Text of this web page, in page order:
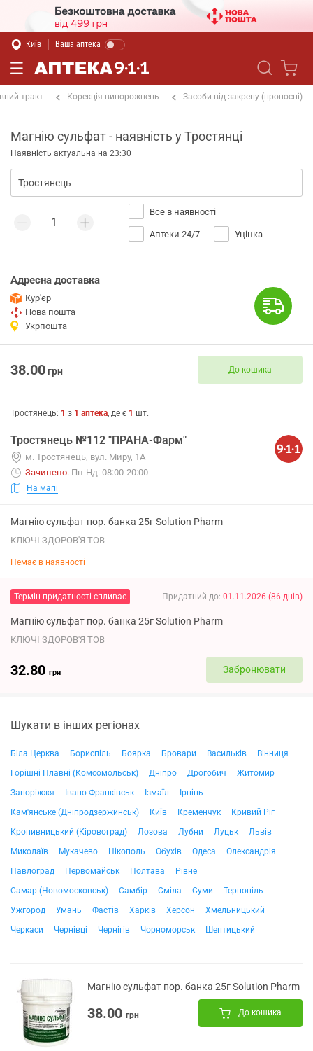
Київ Ваша аптека
тракт Корекція випорожнень Засоби від закрепу (проносні)
Магнію сульфат - наявність у Тростянці
Наявність актуальна на 23:30
Все в наявності
Аптеки 24/7 Уцінка
Адресна доставка
Кур'єр
Нова пошта
Укрпошта
38.00грн До кошика
Тростянець: 1 з 1 аптека, де є 1 шт.
Тростянець №112 "ПРАНА-Фарм"
м. Тростянець, вул. Миру, 1А
Зачинено. Пн-Нд: 08:00-20:00
На мапі
Магнію сульфат пор. банка 25г Solution Pharm
КЛЮЧІ ЗДОРОВ'Я ТОВ
Немає в наявності
Термін придатності спливає Придатний до: 01.11.2026 (86 днів)
Магнію сульфат пор. банка 25г Solution Pharm
КЛЮЧІ ЗДОРОВ'Я ТОВ
32.80 грн Забронювати
Шукати в інших регіонах
Біла Церква Бориспіль Боярка Бровари Васильків
Вінниця
Горішні Плавні (Комсомольськ)
Дніпро Дрогобич
Житомир
Запоріжжя
Івано-Франківськ Ізмаїл
Ірпінь
Кам'янське (Дніпродзержинськ)
Київ Кременчук
Кривий Ріг
Кропивницький (Кіровоград)
Лозова Лубни Луцьк
Львів
Миколаїв
Мукачево Нікополь Обухів Одеса
Олександрія
Павлоград
Первомайськ Полтава
Рівне
Самар (Новомосковськ)
Самбір Сміла Суми
Тернопіль
Ужгород
Умань Фастів Харків Херсон
Хмельницький
Черкаси
Чернівці Чернігів Чорноморськ Шептицький
Магнію сульфат пор. банка 25г Solution Pharm
38.00 грн До кошика